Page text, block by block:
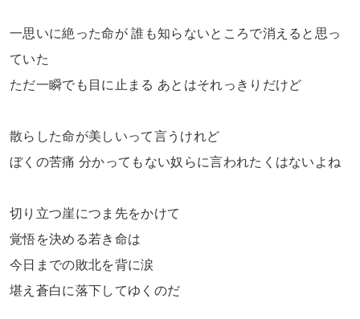
一思いに絶った命が 誰も知らないところで消えると思っ
ていた
ただ一瞬でも目に止まる あとはそれっきりだけど
散らした命が美しいって言うけれど
ぼくの苦痛 分かってもない奴らに言われたくはないよね
切り立つ崖につま先をかけて
覚悟を決める若き命は
今日までの敗北を背に涙
堪え蒼白に落下してゆくのだ